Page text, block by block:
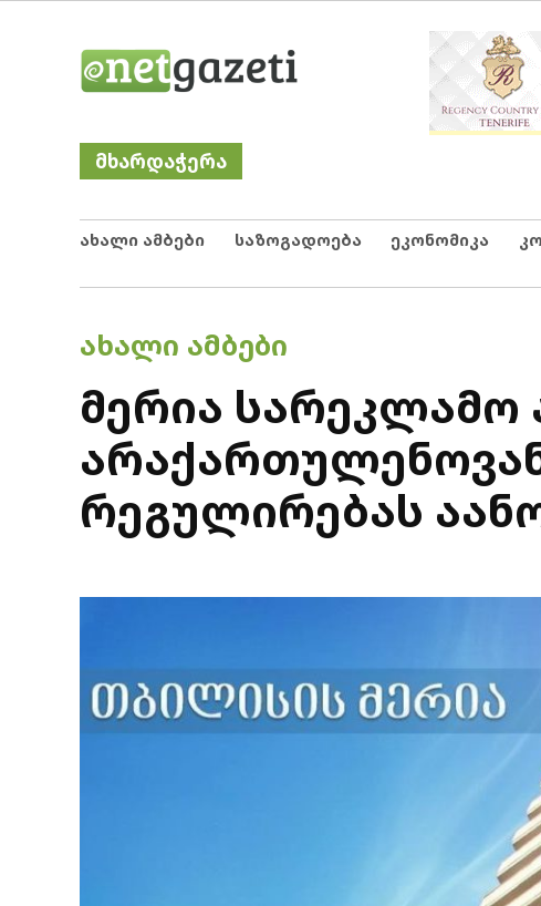
Netgazeti
მხარდაჭერა
ახალი ამბები საზოგადოება ეკონომიკა
POSTED
ᲐᲮᲐᲚᲘ ᲐᲛᲑᲔᲑᲘ
მერია სარეკლამო
რეგულირებას